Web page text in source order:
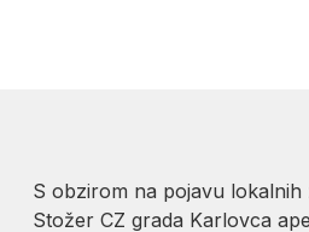
S obzirom na pojavu
Stožer CZ grada Karlovca